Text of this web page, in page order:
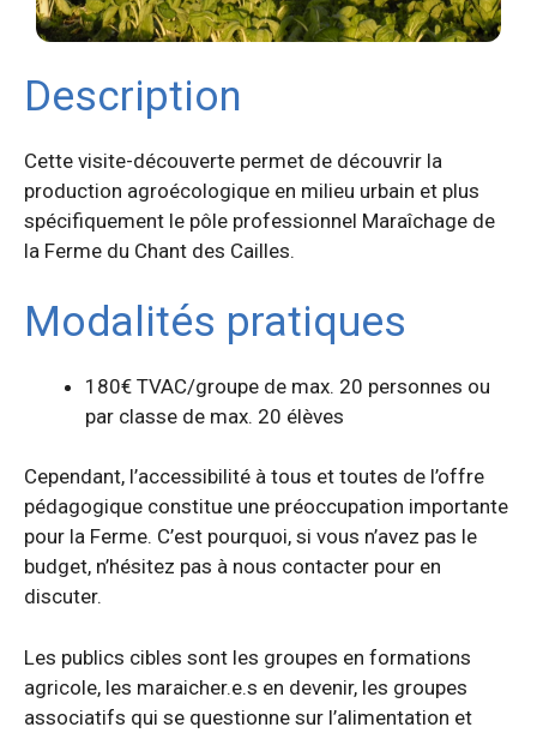
Description
Cette visite-découverte permet de découvrir la
production agroécologique en milieu urbain et plus
spécifiquement le pôle professionnel Maraîchage de
la Ferme du Chant des Cailles.
Modalités pratiques
180€ TVAC/groupe de max. 20 personnes ou
par classe de max. 20 élèves
Cependant, l’accessibilité à tous et toutes de l’offre
pédagogique constitue une préoccupation importante
pour la Ferme. C’est pourquoi, si vous n’avez pas le
budget, n’hésitez pas à nous contacter pour en
discuter.
Les publics cibles sont les groupes en formations
agricole, les maraicher.e.s en devenir, les groupes
associatifs qui se questionne sur l’alimentation et